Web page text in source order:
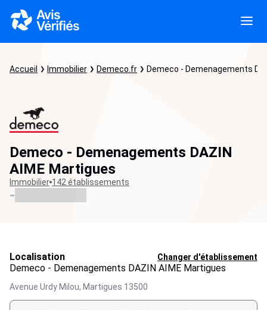
Accueil Immobilier Demeco.fr Demeco - Demenagements
Demeco - Demenagements DAZIN
AIME Martigues
Immobilier 142 établissements
-
Localisation Changer d'établissement
Demeco - Demenagements DAZIN AIME Martigues
Avenue Urdy Milou, Martigues 13500